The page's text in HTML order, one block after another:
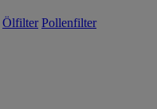
Ölfilter Pollenfilter